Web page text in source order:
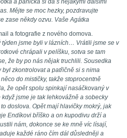
a panička si dá s nějakými dalšími
Mějte se moc hezky, pozdravujte
zase někdy ozvu. Vaše Agátka
a fotografie z nového domova.
týden jsme byli v lázních… Vrátili jsme se v
chrápali v pelíšku, sotva se tam
že by po nás nějak truchlili. Sousedka
zkontrolovat a patřičně si s nima
do mističky, takže stoprocentně
že opět spolu spinkají nasáčkovaný v
jsme je tak lehkovážně a sobecky
doslova. Opět mají hlavičky mokrý, jak
Endíkovi bříško a on kupodivu drží a
nám, dokonce se ke mně víc lísají,
každé ráno čím dál důsledněji a